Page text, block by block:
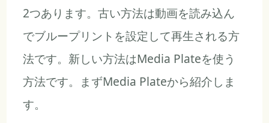
2つあります。古い方法は動画を読み込ん
でブループリントを設定して再生される方
法です。新しい方法はMedia Plateを使う
方法です。まずMedia Plateから紹介しま
す。